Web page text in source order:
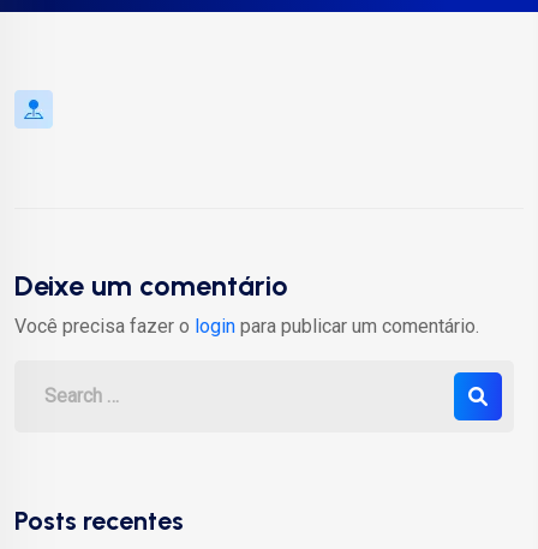
Deixe um comentário
Você precisa fazer o login para publicar um comentário.
Posts recentes